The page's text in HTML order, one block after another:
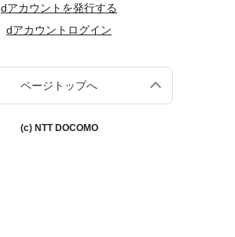
dアカウントを発行する
dアカウントログイン
ページトップへ
(c) NTT DOCOMO